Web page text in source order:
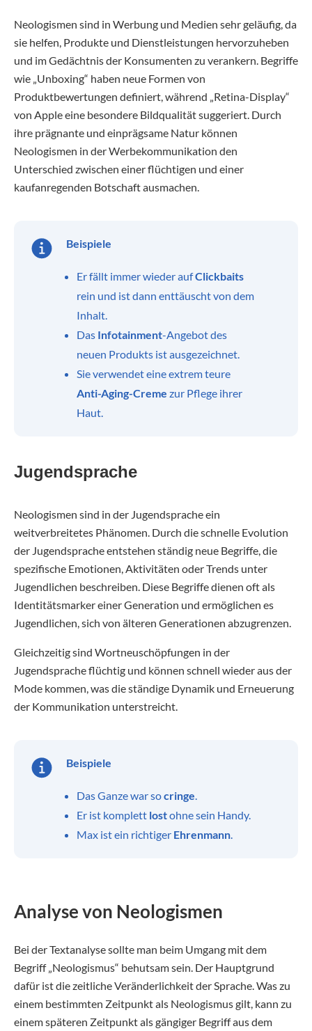
Neologismen sind in Werbung und Medien sehr geläufig, da
sie helfen, Produkte und Dienstleistungen hervorzuheben
und im Gedächtnis der Konsumenten zu verankern. Begriffe
wie „Unboxing“ haben neue Formen von
Produktbewertungen definiert, während „Retina-Display“
von Apple eine besondere Bildqualität suggeriert. Durch
ihre prägnante und einprägsame Natur können
Neologismen in der Werbekommunikation den
Unterschied zwischen einer flüchtigen und einer
kaufanregenden Botschaft ausmachen.
Beispiele
Er fällt immer wieder aufClickbaits
rein und ist dann enttäuscht von dem
Inhalt.
Das Infotainment-Angebot des
neuen Produkts ist ausgezeichnet.
Sie verwendet eine extrem teure
Anti-Aging-Creme zur Pflege ihrer
Haut.
Jugendsprache
Neologismen sind in der Jugendsprache ein
weitverbreitetes Phänomen. Durch die schnelle Evolution
der Jugendsprache entstehen ständig neue Begriffe, die
spezifische Emotionen, Aktivitäten oder Trends unter
Jugendlichen beschreiben. Diese Begriffe dienen oft als
Identitätsmarker einer Generation und ermöglichen es
Jugendlichen, sich von älteren Generationen abzugrenzen.
Gleichzeitig sind Wortneuschöpfungen in der
Jugendsprache flüchtig und können schnell wieder aus der
Mode kommen, was die ständige Dynamik und Erneuerung
der Kommunikation unterstreicht.
Beispiele
Das Ganze war socringe.
Er ist komplett lostohne sein Handy.
Max ist ein richtiger Ehrenmann.
Analyse von Neologismen
Bei der Textanalyse sollte man beim Umgang mit dem
Begriff „Neologismus“ behutsam sein. Der Hauptgrund
dafür ist die zeitliche Veränderlichkeit der Sprache. Was zu
einem bestimmten Zeitpunkt als Neologismus gilt, kann zu
einem späteren Zeitpunkt als gängiger Begriff aus dem